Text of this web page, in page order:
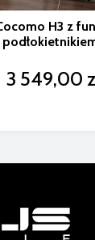
Cocomo H3
3